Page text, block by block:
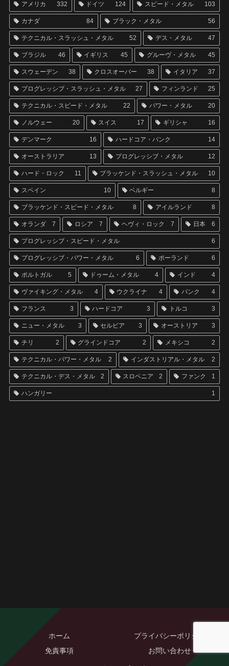
アメリカ 332 ドイツ 124 スピード・メタル 103
カナダ 84 ブラック・メタル 56
テクニカル・スラッシュ・メタル 52 デス・メタル 47
ブラジル 46 イギリス 45 グルーヴ・メタル 45
スウェーデン 38 クロスオーバー 38 イタリア 37
プログレッシブ・スラッシュ・メタル 27 フィンランド 25
テクニカル・スピード・メタル 22 パワー・メタル 20
ノルウェー 20 スイス 17 ギリシャ 16
デンマーク 16 ハードコア・パンク 14
オーストラリア 13 プログレッシブ・メタル 12
ハード・ロック 11 ブラッケンド・スラッシュ・メタル 10
スペイン 10 ベルギー 8
ブラッケンド・スピード・メタル 8 アイルランド 8
オランダ 7 ロシア 7 ヘヴィ・ロック 7 日本 6
プログレッシブ・スピード・メタル 6
プログレッシブ・パワー・メタル 6 ポーランド 6
ポルトガル 5 ドゥーム・メタル 4 インド 4
ヴァイキング・メタル 4 ウクライナ 4 パンク 4
フランス 3 ハードコア 3 トルコ 3
ニュー・メタル 3 セルビア 3 オーストリア 3
チリ 2 グラインドコア 2 メキシコ 2
テクニカル・パワー・メタル 2 インダストリアル・メタル 2
テクニカル・デス・メタル 2 スロベニア 2 ファンク 1
ハンガリー 1
ホーム
プライバシーポリシー
免責事項
お問い合わせ